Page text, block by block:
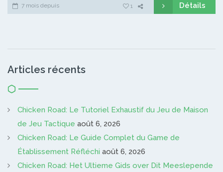
7 mois depuis 1 Détails
Articles récents
Chicken Road: Le Tutoriel Exhaustif du Jeu de Maison
de Jeu Tactique août 6, 2026
Chicken Road: Le Guide Complet du Game de
Établissement Réfléchi août 6, 2026
Chicken Road: Het Ultieme Gids over Dit Meeslepende